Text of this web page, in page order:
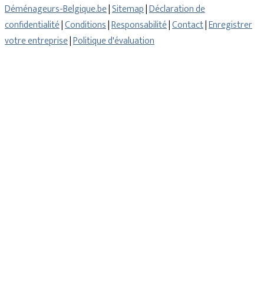
Déménageurs-Belgique.be|Sitemap|Déclaration de
confidentialité|Conditions|Responsabilité|Contact|Enregistrer
votre entreprise|Politique d'évaluation